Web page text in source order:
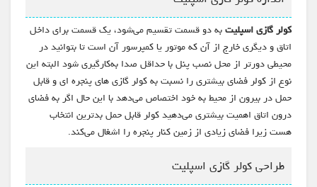
کولر گازی اسپلیتبه دو قسمت تقسیم می‌شود، یک قسمت برای داخل
اتاق و دیگری خارج از آن که موتور یا کمپرسور آن است تا بتوانید در
محیطی دورتر از محل نصب پنل با حداقل صدا به‌کارگیری شود البته این
نوع از کولر فضای بیشتری را نسبت به کولر گازی های پنجره ای و قابل
حمل در بیرون از محیط به خود اختصاص می‌دهد با این حال اگر به فضای
درون اتاق اهمیت بیشتری می‌دهید کولر قابل حمل بدترین انتخاب
هست زیرا فضای زیادی از زمین کنار پنجره را اشغال می‌کند.
طراحی کولر گازی اسپلیت